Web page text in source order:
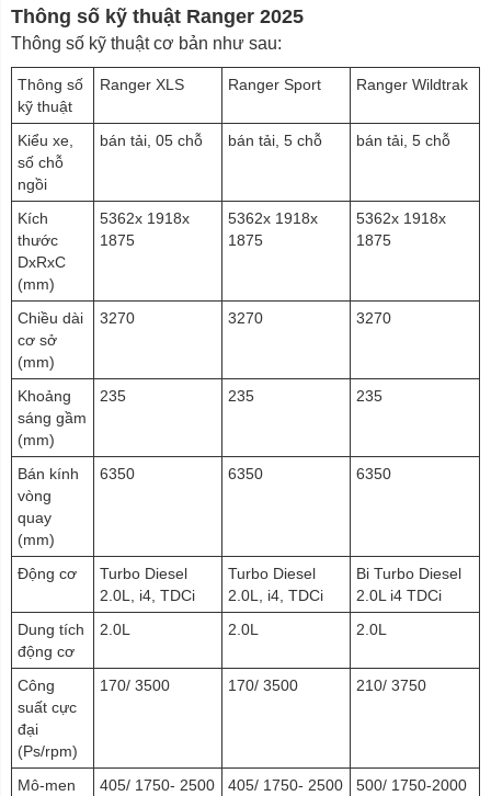
Thông số kỹ thuật Ranger 2025
Thông số kỹ thuật cơ bản như sau:
Thông số
kỹ thuật
Ranger XLS Ranger Sport Ranger Wildtrak
Kiểu xe,
số chỗ
ngồi
bán tải, 05 chỗ bán tải, 5 chỗ bán tải, 5 chỗ
Kích
thước
DxRxC
(mm)
5362x 1918x
1875
5362x 1918x
1875
5362x 1918x
1875
Chiều dài
cơ sở
(mm)
3270 3270 3270
Khoảng
sáng gầm
(mm)
235 235 235
Bán kính
vòng
quay
(mm)
6350 6350 6350
Động cơ
Turbo Diesel
2.0L, i4, TDCi
Turbo Diesel
2.0L, i4, TDCi
Bi Turbo Diesel
2.0L i4 TDCi
Dung tích
động cơ
2.0L 2.0L 2.0L
Công
suất cực
đại
(Ps/rpm)
170/ 3500 170/ 3500 210/ 3750
Mô-men
405/ 1750- 2500 405/ 1750- 2500 500/ 1750-2000